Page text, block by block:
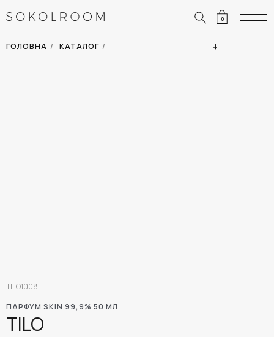
0
ГОЛОВНА / КАТАЛОГ /
ПАРФУМ SKIN 99,9% 50 МЛ
TILO
TILO1008